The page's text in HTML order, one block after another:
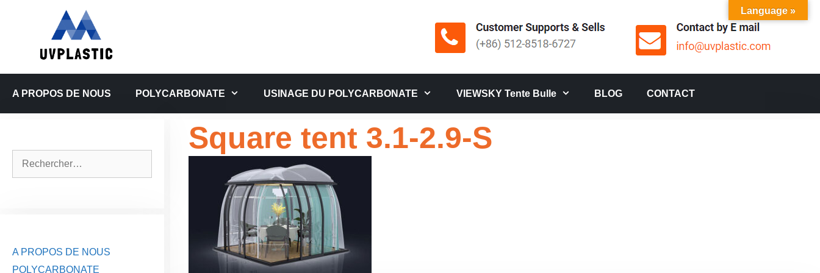
A PROPOS DE NOUS POLYCARBONATE USINAGE DU POLYCARBONATE VIEWSKY Tente Bulle BLOG CONTACT
Square tent 3.1-2.9-S
A PROPOS DE NOUS
POLYCARBONATE
Language »